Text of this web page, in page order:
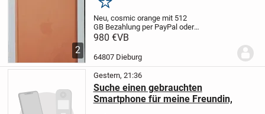
2
Merken
Neu, cosmic orange mit 512
GB Bezahlung per PayPal oder
Überweisung
980 €VB
64807 Dieburg
Gestern, 21:36
Suche einen gebrauchten
Smartphone für meine Freundin,